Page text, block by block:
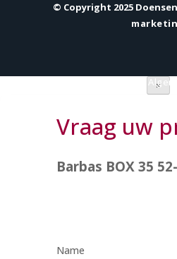
© Copyright 2025 Doensen
| ×
Vraag uw
Barbas BOX 35
Name